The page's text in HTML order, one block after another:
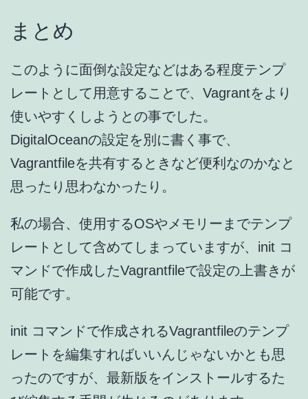
まとめ
このように面倒な設定などはある程度テンプ
レートとして用意することで、Vagrantをより
使いやすくしようとの事でした。
DigitalOceanの設定を別に書く事で、
Vagrantfileを共有するときなど便利なのかなと
思ったり思わなかったり。
私の場合、使用するOSやメモリーまでテンプ
レートとして含めてしまっていますが、init コ
マンドで作成したVagrantfileで設定の上書きが
可能です。
init コマンドで作成されるVagrantfileのテンプ
レートを編集すればいいんじゃないかとも思
ったのですが、最新版をインストールするた